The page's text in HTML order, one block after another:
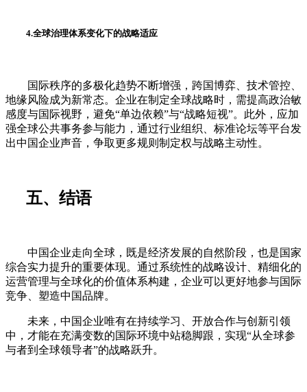
4.全球治理体系变化下的战略适应
国际秩序的多极化趋势不断增强，跨国博弈、技术管控、
地缘风险成为新常态。企业在制定全球战略时，需提高政治敏
感度与国际视野，避免“单边依赖”与“战略短视”。此外，应加
强全球公共事务参与能力，通过行业组织、标准论坛等平台发
出中国企业声音，争取更多规则制定权与战略主动性。
五、结语
中国企业走向全球，既是经济发展的自然阶段，也是国家
综合实力提升的重要体现。通过系统性的战略设计、精细化的
运营管理与全球化的价值体系构建，企业可以更好地参与国际
竞争、塑造中国品牌。
未来，中国企业唯有在持续学习、开放合作与创新引领
中，才能在充满变数的国际环境中站稳脚跟，实现“从全球参
与者到全球领导者”的战略跃升。